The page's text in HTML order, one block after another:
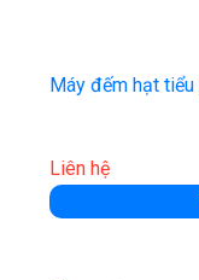
Máy đếm hạt
Liên hệ